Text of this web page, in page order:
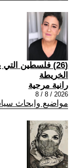
(26) فلسطين
الخريطة
رانية مرجية
2026 / 8 / 8
مواضيع وابحاث